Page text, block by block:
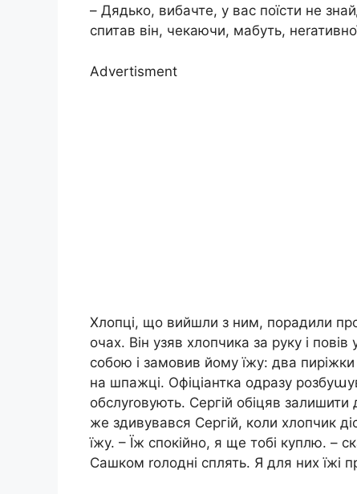
– Дядько, вибачте, у вас поїсти не
спитав він, чекаючи, мабуть,
Advertisment
Хлопці, що вийшли з ним, порадили
очах. Він узяв хлопчика за руку і
собою і замовив йому їжу: два
на шпажці. Офіціантка одразу
обслуrовують. Сергій обіцяв
же здивувався Сергій, коли хлопчик
їжу. – Їж спокійно, я ще тобі куплю. –
Сашком rолодні сплять. Я для них їжі